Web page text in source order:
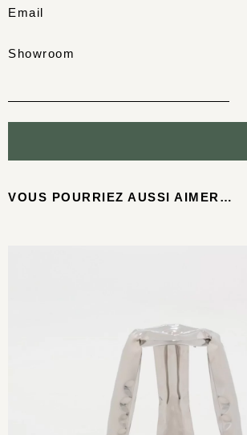
Email
Showroom
VOUS POURRIEZ AUSSI AIMER…